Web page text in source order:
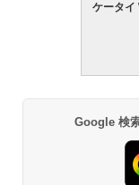
ケータイ
Google 検